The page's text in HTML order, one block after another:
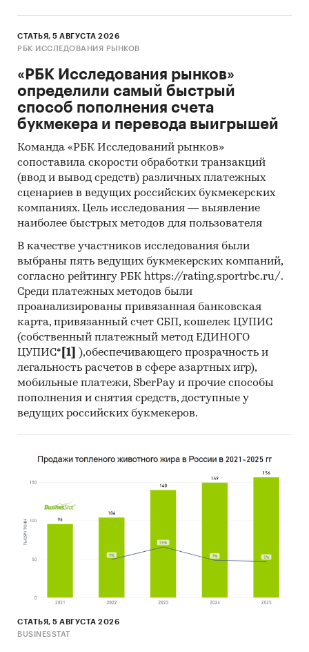
СТАТЬЯ, 5 АВГУСТА 2026
РБК ИССЛЕДОВАНИЯ РЫНКОВ
«РБК Исследования рынков»
определили самый быстрый
способ пополнения счета
букмекера и перевода выигрышей
Команда «РБК Исследований рынков»
сопоставила скорости обработки транзакций
(ввод и вывод средств) различных платежных
сценариев в ведущих российских букмекерских
компаниях. Цель исследования — выявление
наиболее быстрых методов для пользователя
В качестве участников исследования были
выбраны пять ведущих букмекерских компаний,
согласно рейтингу РБК https://rating.sportrbc.ru/.
Среди платежных методов были
проанализированы привязанная банковская
карта, привязанный счет СБП, кошелек ЦУПИС
(собственный платежный метод ЕДИНОГО
ЦУПИС* [1]
),обеспечивающего прозрачность и
легальность расчетов в сфере азартных игр),
мобильные платежи, SberPay и прочие способы
пополнения и снятия средств, доступные у
ведущих российских букмекеров.
СТАТЬЯ, 5 АВГУСТА 2026
BUSINESSTAT